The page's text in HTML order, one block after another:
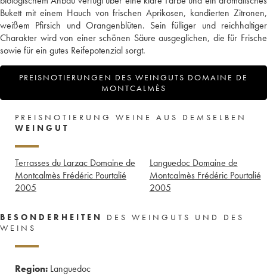
Bukett mit einem Hauch von frischen Aprikosen, kandierten Zitronen,
weißem Pfirsich und Orangenblüten. Sein fülliger und reichhaltiger
Charakter wird von einer schönen Säure ausgeglichen, die für Frische
sowie für ein gutes Reifepotenzial sorgt.
PREISNOTIERUNGEN DES WEINGUTS DOMAINE DE
MONTCALMÈS
PREISNOTIERUNG WEINE AUS DEMSELBEN
WEINGUT
Terrasses du Larzac Domaine de
Montcalmès Frédéric Pourtalié
2005
Languedoc Domaine de
Montcalmès Frédéric Pourtalié
2005
BESONDERHEITEN
DES WEINGUTS UND DES
WEINS
Region: Languedoc